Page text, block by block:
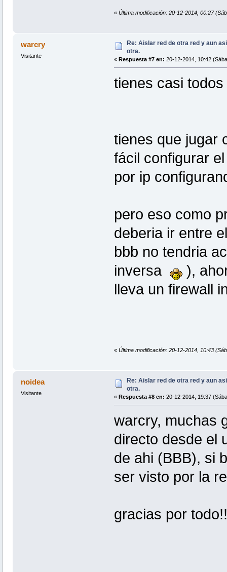
« Última modificación: 20-12-2014, 00:27
warcry
Visitante
Re: Aislar red de otra red y aun
otra.
« Respuesta #7 en: 20-12-2014, 10:42
tienes casi
tienes que jugar
fácil configurar
por ip
pero eso como
deberia ir entre
bbb no tendria
inversa
),
lleva un firewall
« Última modificación: 20-12-2014, 10:43
noidea
Visitante
Re: Aislar red de otra red y aun
otra.
« Respuesta #8 en: 20-12-2014, 19:37
warcry, muchas
directo desde el
de ahi (BBB), si
ser visto por la
gracias por todo!!